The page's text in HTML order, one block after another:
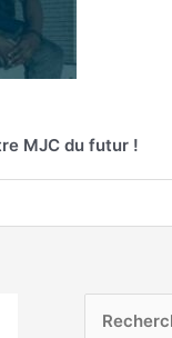
MJC du futur !